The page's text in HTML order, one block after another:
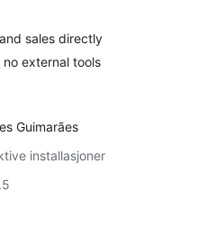
sales directly
external tools
Guimarães
installasjoner